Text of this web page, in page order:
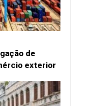
de
exterior